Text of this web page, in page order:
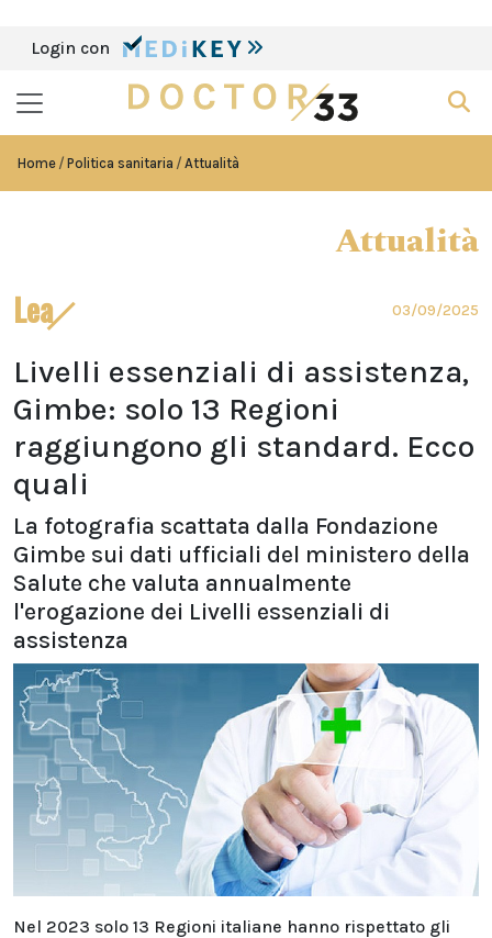
Login con
Home Politica sanitaria Attualità
Attualità
Lea 03/09/2025
Livelli essenziali di assistenza,
Gimbe: solo 13 Regioni
raggiungono gli standard. Ecco
quali
La fotografia scattata dalla Fondazione
Gimbe sui dati ufficiali del ministero della
Salute che valuta annualmente
l'erogazione dei Livelli essenziali di
assistenza
Nel 2023 solo 13 Regioni italiane hanno rispettato gli